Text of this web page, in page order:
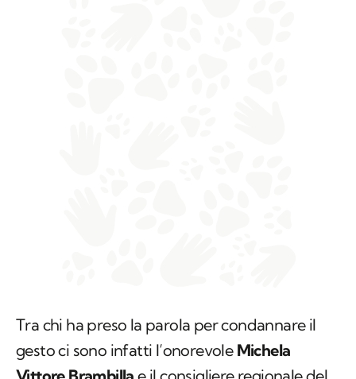
Tra chi ha preso la parola per condannare il
gesto ci sono infatti l’onorevole Michela